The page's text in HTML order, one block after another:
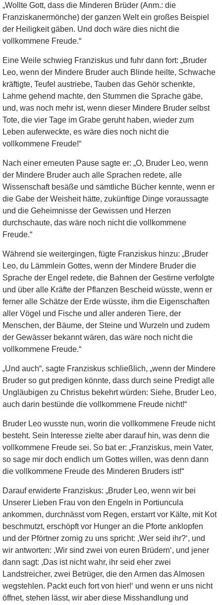
„Wollte Gott, dass die Minderen Brüder (Anm.: die
Franziskanermönche) der ganzen Welt ein großes Beispiel
der Heiligkeit gäben. Und doch wäre dies nicht die
vollkommene Freude.“
Eine Weile schwieg Franziskus und fuhr dann fort: „Bruder
Leo, wenn der Mindere Bruder auch Blinde heilte, Schwache
kräftigte, Teufel austriebe, Tauben das Gehör schenkte,
Lahme gehend machte, den Stummen die Sprache gäbe,
und, was noch mehr ist, wenn dieser Mindere Bruder selbst
Tote, die vier Tage im Grabe geruht haben, wieder zum
Leben auferweckte, es wäre dies noch nicht die
vollkommene Freude!“
Nach einer erneuten Pause sagte er: „O, Bruder Leo, wenn
der Mindere Bruder auch alle Sprachen redete, alle
Wissenschaft besäße und sämtliche Bücher kennte, wenn er
die Gabe der Weisheit hätte, zukünftige Dinge voraussagte
und die Geheimnisse der Gewissen und Herzen
durchschaute, das wäre noch nicht die vollkommene
Freude.“
Während sie weitergingen, fügte Franziskus hinzu: „Bruder
Leo, du Lämmlein Gottes, wenn der Mindere Bruder die
Sprache der Engel redete, die Bahnen der Gestirne verfolgte
und über alle Kräfte der Pflanzen Bescheid wüsste, wenn er
ferner alle Schätze der Erde wüsste, ihm die Eigenschaften
aller Vögel und Fische und aller anderen Tiere, der
Menschen, der Bäume, der Steine und Wurzeln und zudem
der Gewässer bekannt wären, das wäre noch nicht die
vollkommene Freude.“
„Und auch“, sagte Franziskus schließlich, „wenn der Mindere
Bruder so gut predigen könnte, dass durch seine Predigt alle
Ungläubigen zu Christus bekehrt würden: Siehe, Bruder Leo,
auch darin bestünde die vollkommene Freude nicht!“
Bruder Leo wusste nun, worin die vollkommene Freude nicht
besteht. Sein Interesse zielte aber darauf hin, was denn die
vollkommene Freude sei. So bat er: „Franziskus, mein Vater,
so sage mir doch endlich um Gottes willen, was denn dann
die vollkommene Freude des Minderen Bruders ist!“
Darauf erwiderte Franziskus: „Bruder Leo, wenn wir bei
Unserer Lieben Frau von den Engeln in Portiuncula
ankommen, durchnässt vom Regen, erstarrt vor Kälte, mit Kot
beschmutzt, erschöpft vor Hunger an die Pforte anklopfen
und der Pförtner zornig zu uns spricht: ,Wer seid ihr?‘, und
wir antworten: ,Wir sind zwei von euren Brüdern‘, und jener
dann sagt: ,Das ist nicht wahr, ihr seid eher zwei
Landstreicher, zwei Betrüger, die den Armen das Almosen
wegstehlen. Packt euch fort von hier!‘ und wenn er uns nicht
öffnet, stehen lässt, wir aber diese Misshandlung und